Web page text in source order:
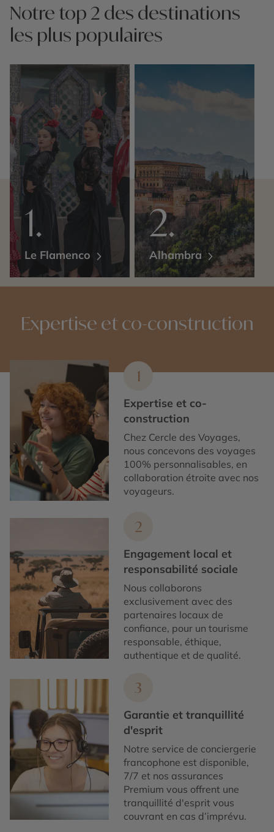
Notre top 2 des destinations
les plus populaires
Le Flamenco Alhambra
Expertise et co-construction
1
Expertise et co-
construction
Chez Cercle des Voyages,
nous concevons des voyages
100% personnalisables, en
collaboration étroite avec nos
voyageurs.
2
Engagement local et
responsabilité sociale
Nous collaborons
exclusivement avec des
partenaires locaux de
confiance, pour un tourisme
responsable, éthique,
authentique et de qualité.
3
Garantie et tranquillité
d'esprit
Notre service de conciergerie
francophone est disponible,
7/7 et nos assurances
Premium vous offrent une
tranquillité d'esprit vous
couvrant en cas d’imprévu.